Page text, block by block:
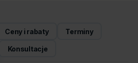
Ceny i rabaty Terminy
Konsultacje